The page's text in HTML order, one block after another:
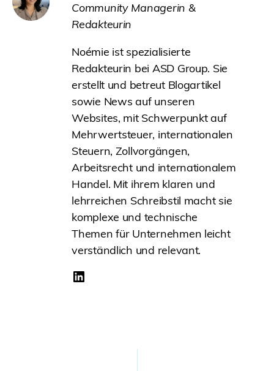
Community Managerin &
Redakteurin
Noémie ist spezialisierte
Redakteurin bei ASD Group. Sie
erstellt und betreut Blogartikel
sowie News auf unseren
Websites, mit Schwerpunkt auf
Mehrwertsteuer, internationalen
Steuern, Zollvorgängen,
Arbeitsrecht und internationalem
Handel. Mit ihrem klaren und
lehrreichen Schreibstil macht sie
komplexe und technische
Themen für Unternehmen leicht
verständlich und relevant.